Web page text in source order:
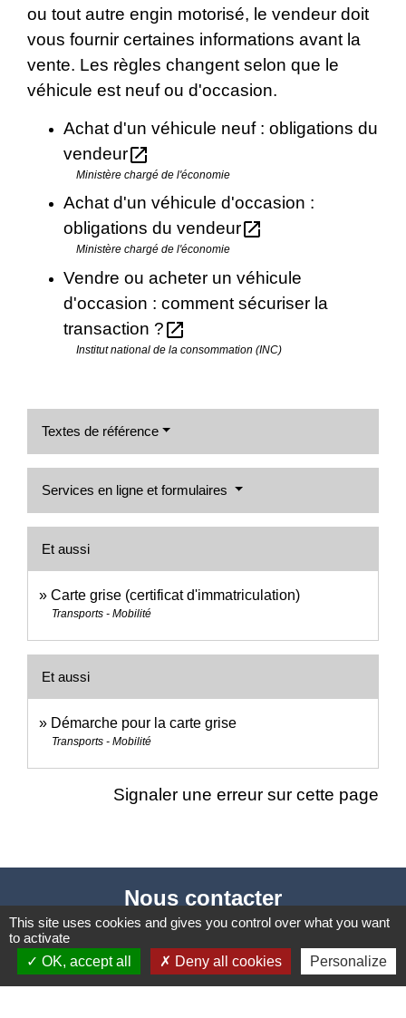
ou tout autre engin motorisé, le vendeur doit
vous fournir certaines informations avant la
vente. Les règles changent selon que le
véhicule est neuf ou d'occasion.
Achat d'un véhicule neuf : obligations du
vendeuropen_in_new
Ministère chargé de l'économie
Achat d'un véhicule d'occasion :
obligations du vendeuropen_in_new
Ministère chargé de l'économie
Vendre ou acheter un véhicule
d'occasion : comment sécuriser la
transaction ?open_in_new
Institut national de la consommation (INC)
Textes de référence
Services en ligne et formulaires
Et aussi
Carte grise (certificat d'immatriculation)
Transports - Mobilité
Et aussi
Démarche pour la carte grise
Transports - Mobilité
Signaler une erreur sur cette page
Nous contacter
Commune de Puylaurens
1 rue de la Mairie
81700 Puylaurens - FRANCE
This site uses cookies and gives you control over what you want
to activate
OK, accept all
Deny all cookies Personalize